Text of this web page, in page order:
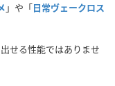
」や「日常ヴェークロス
せる性能ではありませ